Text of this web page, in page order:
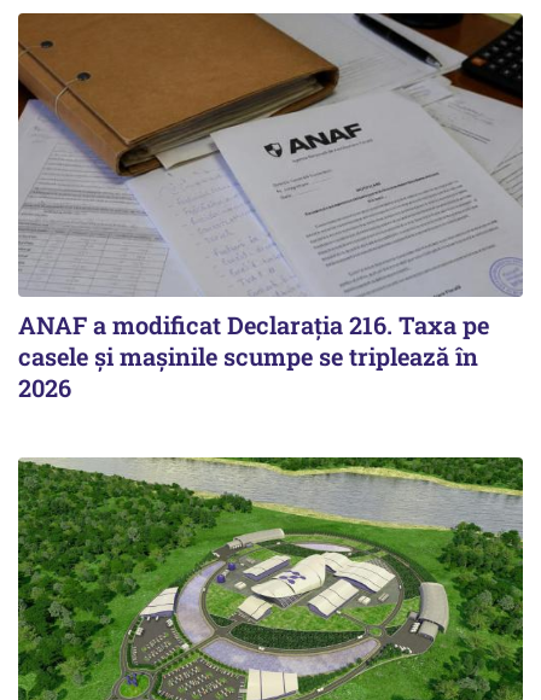
ANAF a modificat Declarația 216. Taxa pe
casele și mașinile scumpe se triplează în
2026